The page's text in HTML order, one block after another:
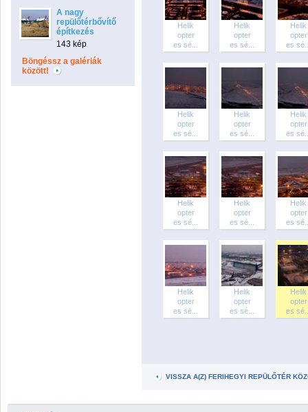
A nagy
repülőtérbővítő
építkezés
143 kép
Böngéssz a galériák
között!
Helik
opter
es sé...
Helik
opter
es sé...
Helik
opter
es
Helik
opter
es sé...
Helik
opter
es sé...
Helik
opter
es
Helik
opter
es sé...
Helik
opter
es sé...
Helik
opter
es
Helik
opter
es sé...
Helik
opter
es sé...
Helik
opter
es
VISSZA A(Z) FERIHEGYI REPÜLŐTÉR